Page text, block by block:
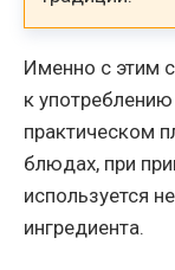
Именно с этим
к
практическом
блюдах, при
используется
ингредиента.